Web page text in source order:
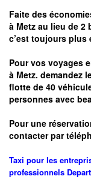
Faite des
à Metz au lieu de 2
c’est toujours plus
Pour vos voyages
à Metz. demandez
flotte de 40
personnes avec
Pour une
contacter par
Taxi pour les
professionnels